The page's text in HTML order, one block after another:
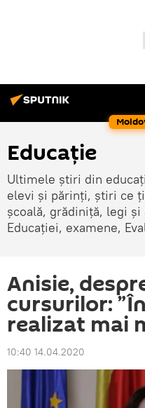
Educație
Ultimele știri din
elevi și părinți, știri ce
școală, grădiniță, legi
Educației, examene,
Anisie,
cursurilor:
realizat mai
10:40 14.04.2020